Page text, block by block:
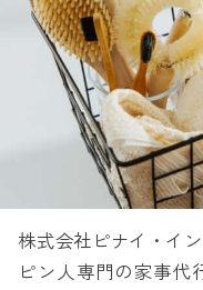
株式会社ピナイ・イ
ピン人専門の家事代